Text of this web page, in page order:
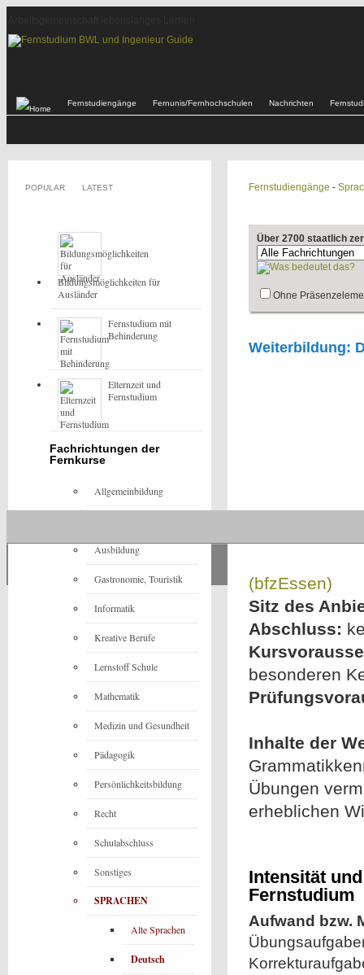
Fernstudiengänge Fernunis/Fernhochschulen Nachrichten
Fernstudiengänge -
Über 2700 staatlich
Ohne
Weiterbildung:
(bfzEssen)
Sitz des
Abschluss:
besonderen
Inhalte der
Übungen
erheblichen
Intensität
Fernstudium
Aufwand bzw.
POPULAR LATEST
Bildungsmöglichkeiten für
Ausländer
Fernstudium mit
Behinderung
Elternzeit und
Fernstudium
Fachrichtungen der
Fernkurse
Allgemeinbildung
Ausbildung
Gastronomie, Touristik
Informatik
Kreative Berufe
Lernstoff Schule
Mathematik
Medizin und Gesundheit
Pädagogik
Persönlichkeitsbildung
Recht
Schulabschluss
Sonstiges
SPRACHEN
Alte Sprachen
Deutsch